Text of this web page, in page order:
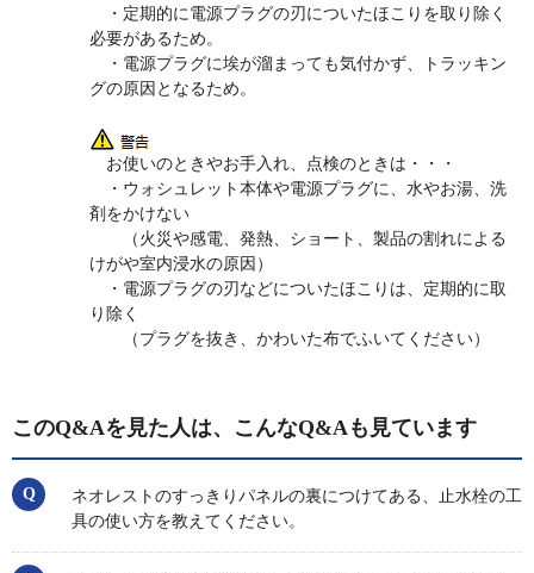
・定期的に電源プラグの刃についたほこりを取り除く
必要があるため。
・電源プラグに埃が溜まっても気付かず、トラッキン
グの原因となるため。
お使いのときやお手入れ、点検のときは・・・
・ウォシュレット本体や電源プラグに、水やお湯、洗
剤をかけない
（火災や感電、発熱、ショート、製品の割れによる
けがや室内浸水の原因）
・電源プラグの刃などについたほこりは、定期的に取
り除く
（プラグを抜き、かわいた布でふいてください）
このQ&Aを見た人は、こんなQ&Aも見ています
ネオレストのすっきりパネルの裏につけてある、止水栓の工
具の使い方を教えてください。